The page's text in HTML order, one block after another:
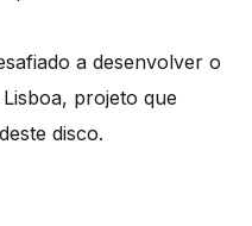
a desenvolver o
projeto que
disco.